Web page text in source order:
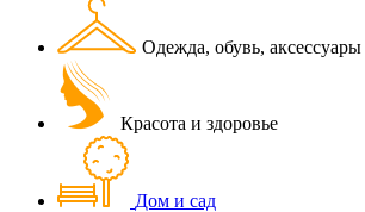
Одежда, обувь, аксессуары
Красота и здоровье
Дом и сад